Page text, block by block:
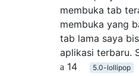
membuka tab
membuka yang
tab lama saya
aplikasi terbaru.
14
5.0-lollipop